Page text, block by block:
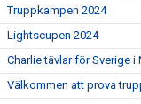
Truppkampen 2024
Lightscupen 2024
Charlie tävlar för Sverige i
Välkommen att prova